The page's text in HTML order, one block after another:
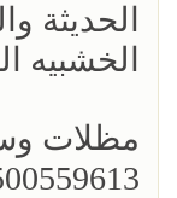
الحديثة
الخشبيه
مظلات